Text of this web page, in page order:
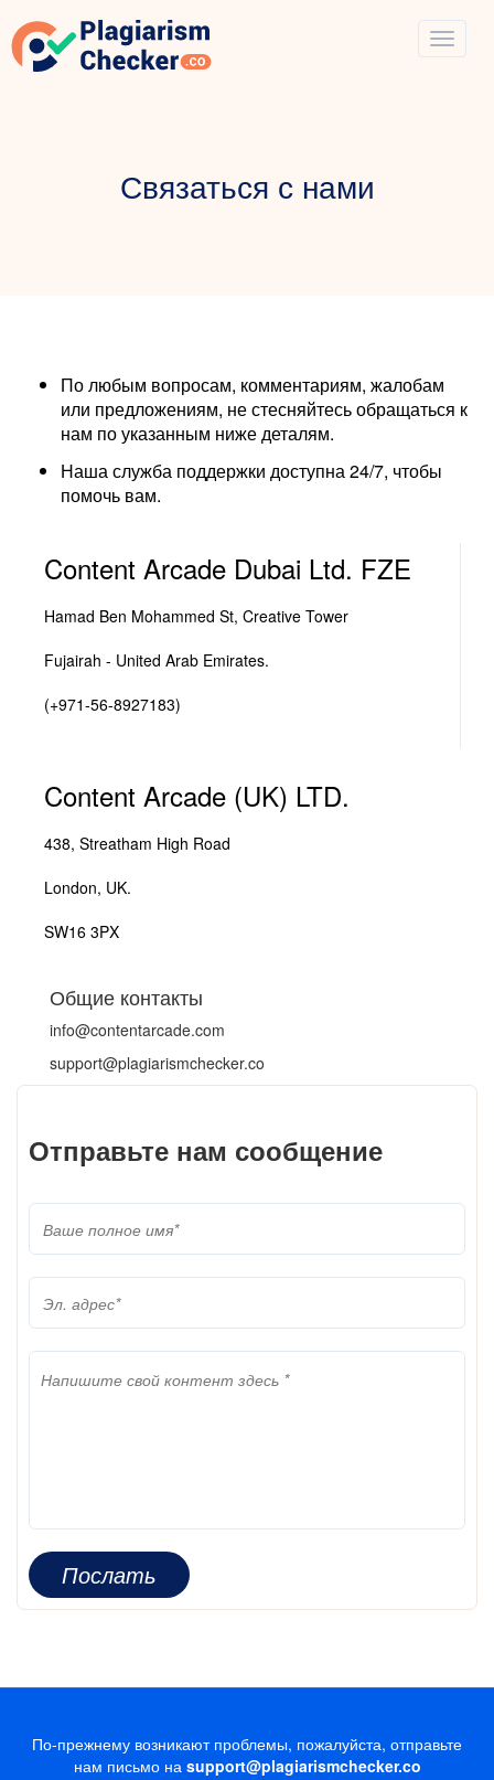
Связаться с нами
По любым вопросам, комментариям, жалобам
или предложениям, не стесняйтесь обращаться к
нам по указанным ниже деталям.
Наша служба поддержки доступна 24/7, чтобы
помочь вам.
Content Arcade Dubai Ltd. FZE
Hamad Ben Mohammed St, Creative Tower
Fujairah - United Arab Emirates.
(+971-56-8927183)
Content Arcade (UK) LTD.
438, Streatham High Road
London, UK.
SW16 3PX
Общие контакты
info@contentarcade.com
support@plagiarismchecker.co
Отправьте нам сообщение
Послать
По-прежнему возникают проблемы, пожалуйста, отправьте
нам письмо на support@plagiarismchecker.co